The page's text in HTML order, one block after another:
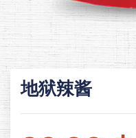
地狱辣酱